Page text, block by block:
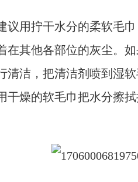
用拧干水分的柔软毛巾
在其他各部位的灰尘。
清洁，把清洁剂喷到湿
干燥的软毛巾把水分擦拭